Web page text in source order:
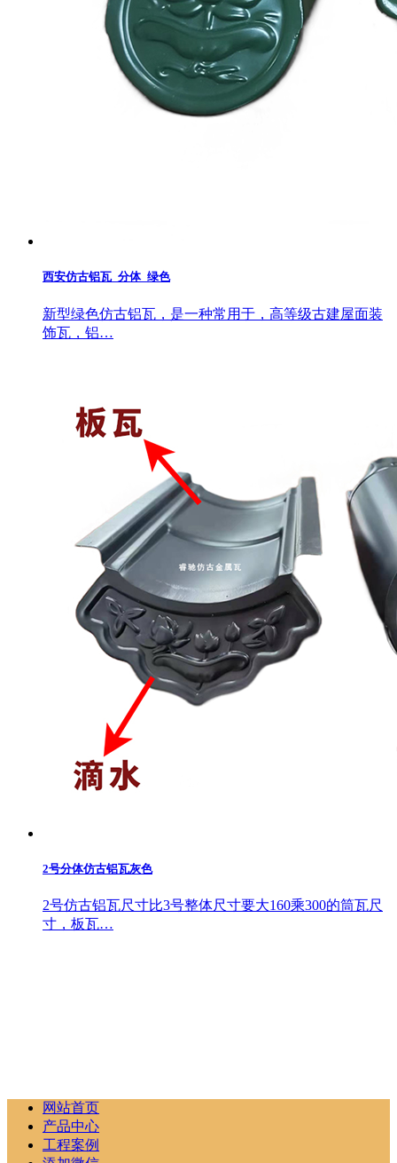
西安仿古铝瓦_分体_绿色
新型绿色仿古铝瓦，是一种常用于，高等级古建屋面装
饰瓦，铝…
2号分体仿古铝瓦灰色
2号仿古铝瓦尺寸比3号整体尺寸要大160乘300的筒瓦尺
寸，板瓦…
网站首页
产品中心
工程案例